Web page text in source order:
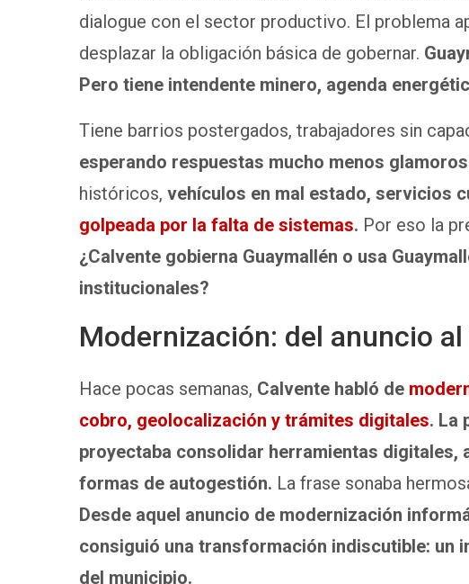
dialogue con el sector productivo. El problema
desplazar la obligación básica de gobernar.
Pero tiene intendente minero, agenda
Tiene barrios postergados, trabajadores sin
esperando respuestas mucho menos
históricos, vehículos en mal estado, servicios
golpeada por la falta de sistemas. Por eso la
¿Calvente gobierna Guaymallén o usa
institucionales?
Modernización: del anuncio
Hace pocas semanas, Calvente habló de
cobro, geolocalización y trámites digitales. La
proyectaba consolidar herramientas digitales,
formas de autogestión. La frase sonaba
Desde aquel anuncio de modernización
consiguió una transformación indiscutible: un
del municipio.